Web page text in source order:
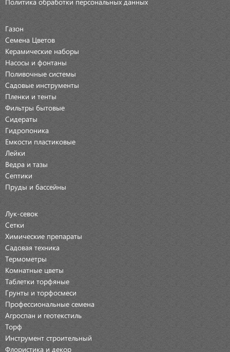
Политика обработки персональных данных
Газон
Семена Цветов
Керамические наборы
Насосы и фонтаны
Поливочные системы
Садовые инструменты
Пленки и тенты
Фильтры бытовые
Сидераты
Гидропоника
Емкости пластиковые
Лейки
Ведра и тазы
Септики
Пруды и бассейны
Лук-севок
Сетки
Химические препараты
Садовая техника
Термометры
Комнатные цветы
Таблетки торфяные
Грунты и торфосмеси
Профессиональные семена
Агроспан и геотекстиль
Торф
Инструмент строительный
Флористика и декор